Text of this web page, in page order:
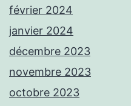
février 2024
janvier 2024
décembre 2023
novembre 2023
octobre 2023